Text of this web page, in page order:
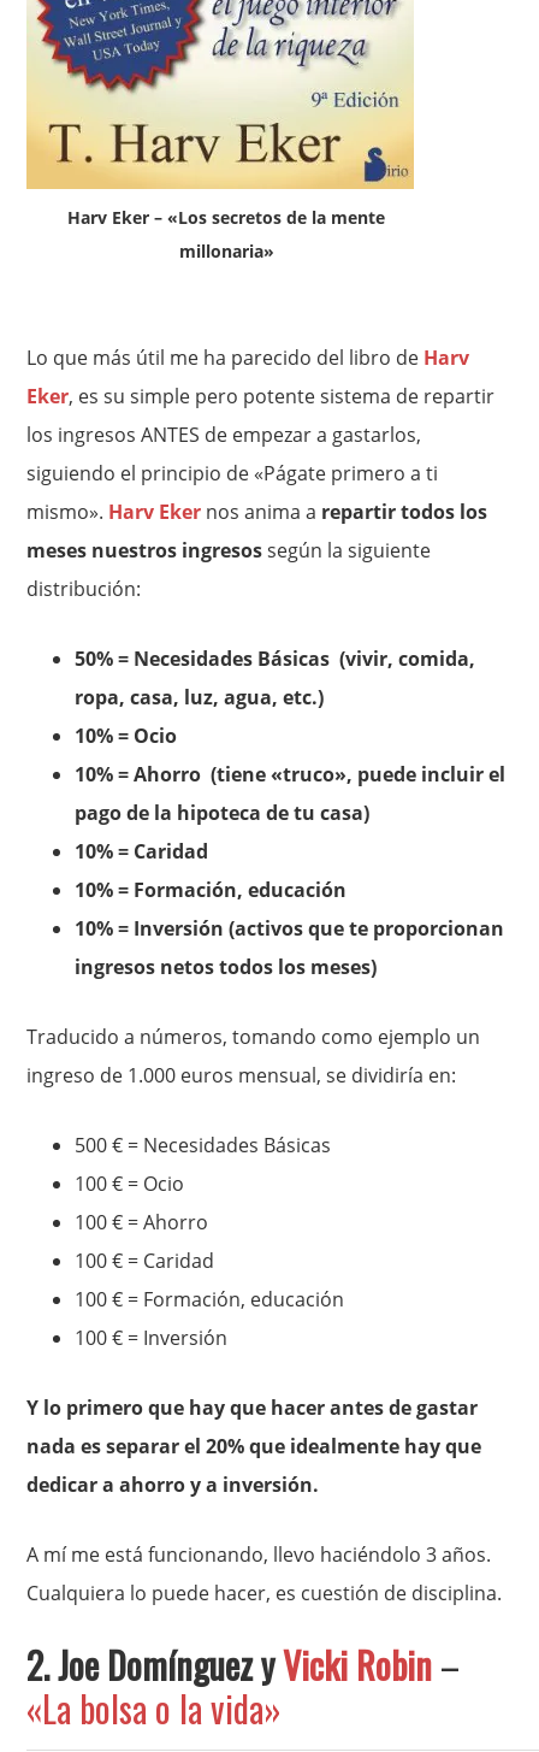
Harv Eker – «Los secretos de la mente
millonaria»
Lo que más útil me ha parecido del libro de Harv
Eker, es su simple pero potente sistema de repartir
los ingresos ANTES de empezar a gastarlos,
siguiendo el principio de «Págate primero a ti
mismo». Harv Eker nos anima a repartir todos los
meses nuestros ingresossegún la siguiente
distribución:
50% = Necesidades Básicas (vivir, comida,
ropa, casa, luz, agua, etc.)
10% = Ocio
10% = Ahorro (tiene «truco», puede incluir el
pago de la hipoteca de tu casa)
10% = Caridad
10% = Formación, educación
10% = Inversión (activos que te proporcionan
ingresos netos todos los meses)
Traducido a números, tomando como ejemplo un
ingreso de 1.000 euros mensual, se dividiría en:
500 € = Necesidades Básicas
100 € = Ocio
100 € = Ahorro
100 € = Caridad
100 € = Formación, educación
100 € = Inversión
Y lo primero que hay que hacer antes de gastar
nada es separar el 20% que idealmente hay que
dedicar a ahorro y a inversión.
A mí me está funcionando, llevo haciéndolo 3 años.
Cualquiera lo puede hacer, es cuestión de disciplina.
2. Joe Domínguez yVicki Robin–
«La bolsa o la vida»